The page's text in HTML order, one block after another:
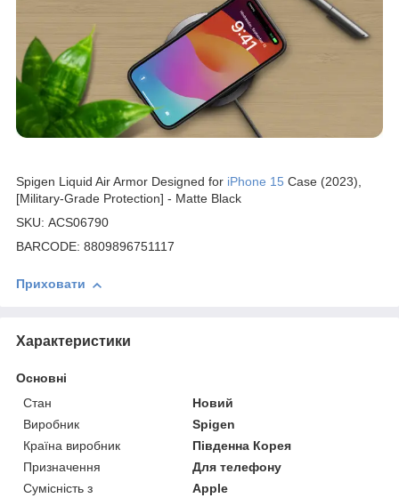
Spigen Liquid Air Armor Designed for iPhone 15 Case (2023),
[Military-Grade Protection] - Matte Black
SKU: ACS06790
BARCODE: 8809896751117
Приховати
Характеристики
Основні
Стан
Новий
Виробник
Spigen
Країна виробник
Південна Корея
Призначення
Для телефону
Сумісність з
Apple